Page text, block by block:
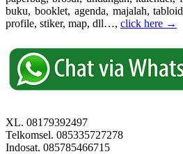
buku, booklet, agenda, majalah,
profile, stiker, map, dll…, click here →
XL. 08179392497
Telkomsel. 085335727278
Indosat. 085785466715